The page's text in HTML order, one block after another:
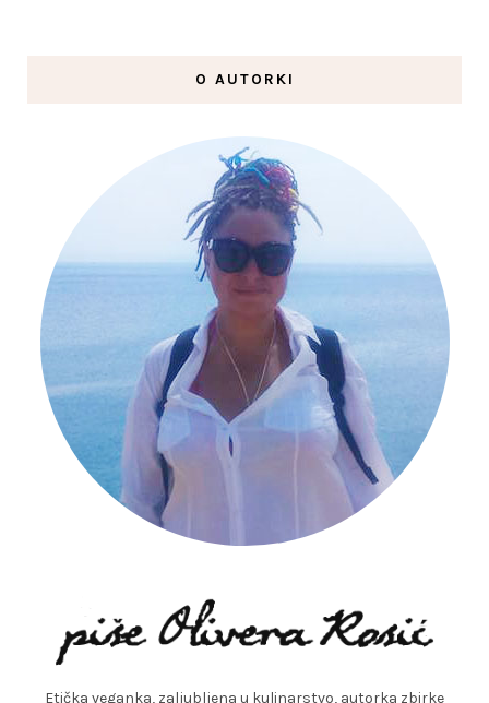
O AUTORKI
Etička veganka, zaljubljena u kulinarstvo, autorka zbirke